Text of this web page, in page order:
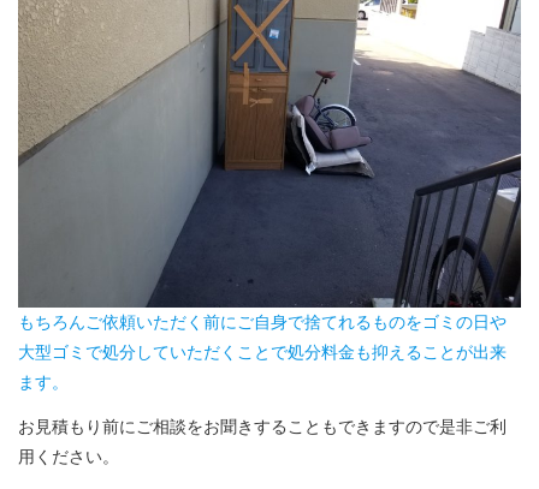
もちろんご依頼いただく前にご自身で捨てれるものをゴミの日や
大型ゴミで処分していただくことで処分料金も抑えることが出来
ます。
お見積もり前にご相談をお聞きすることもできますので是非ご利
用ください。